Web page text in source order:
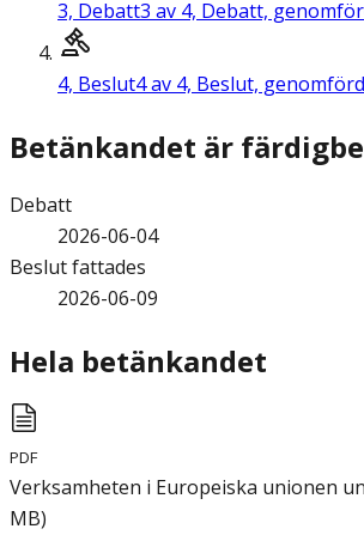
3, Debatt3 av 4, Debatt,
4, Beslut4 av 4, Beslut, genomförd
Betänkandet är
Debatt
2026-06-04
Beslut fattades
2026-06-09
Hela betänkandet
PDF
Verksamheten i Europeiska unionen
MB)